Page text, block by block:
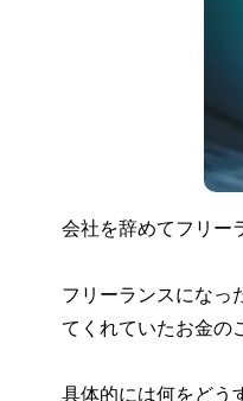
会社を辞めてフリー
フリーランスになっ
てくれていたお金の
具体的には何をどう